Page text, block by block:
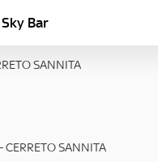
Bar
SANNITA
-CERRETO SANNITA